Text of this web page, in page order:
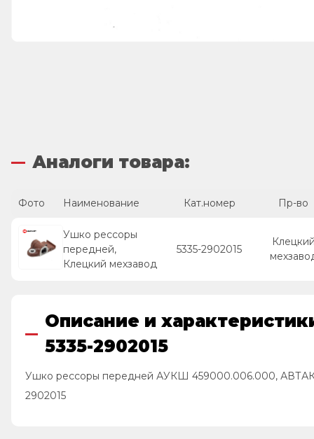
Аналоги товара:
Фото Наименование Кат.номер Пр-во
Ушко рессоры
передней,
Клецкий мехзавод
5335-2902015
Описание и
5335-2902015
Ушко рессоры передней АУКШ 459000.006.000,
2902015